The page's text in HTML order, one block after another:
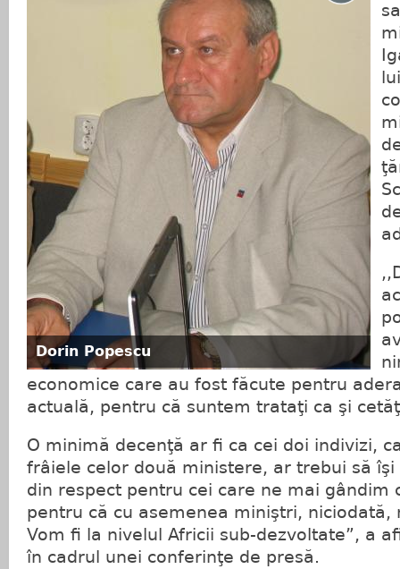
Dorin Popescu
economice care au fost făcute pentru
actuală, pentru că suntem trataţi ca şi
O minimă decenţă ar fi ca cei doi indivizi,
frâiele celor două ministere, ar trebui să
din respect pentru cei care ne mai gândim
pentru că cu asemenea miniştri, niciodată,
Vom fi la nivelul Africii sub-dezvoltate”, a
în cadrul unei conferinţe de presă.